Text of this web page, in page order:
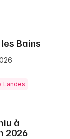
Bains
Landes
à
2026